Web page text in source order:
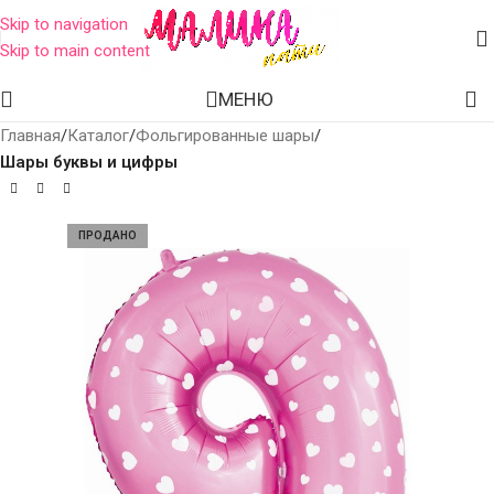
Skip to navigation
Skip to main content
МЕНЮ
Главная Каталог Фольгированные шары
Шары буквы и цифры
ПРОДАНО